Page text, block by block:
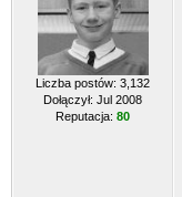
Liczba postów: 3,132
Dołączył: Jul 2008
Reputacja: 80